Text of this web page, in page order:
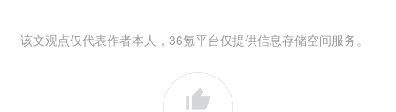
该文观点仅代表作者本人，36氪平台仅提供信息存储空间服务。